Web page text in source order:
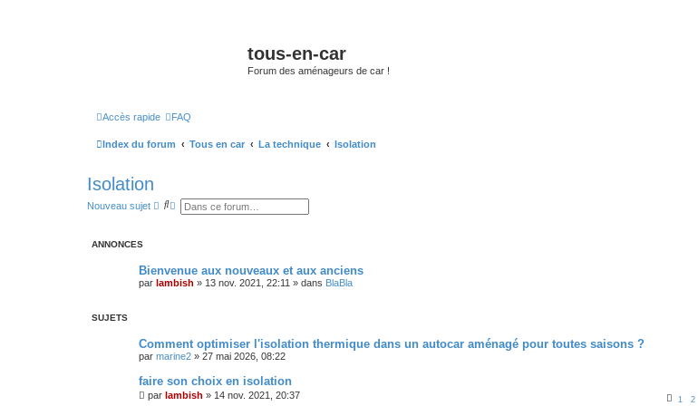
tous-en-car
Forum des aménageurs de car !
Accès rapide FAQ
Index du forum Tous en car La technique Isolation
Isolation
Nouveau sujet
R
c
h
e
R
c
h
e
c
é
ANNONCES
Bienvenue aux nouveaux et aux anciens
par lambish » 13 nov. 2021, 22:11 » dans BlaBla
SUJETS
Comment optimiser l'isolation thermique dans un autocar aménagé pour toutes saisons ?
par marine2 » 27 mai 2026, 08:22
faire son choix en isolation
par lambish » 14 nov. 2021, 20:37 1 2